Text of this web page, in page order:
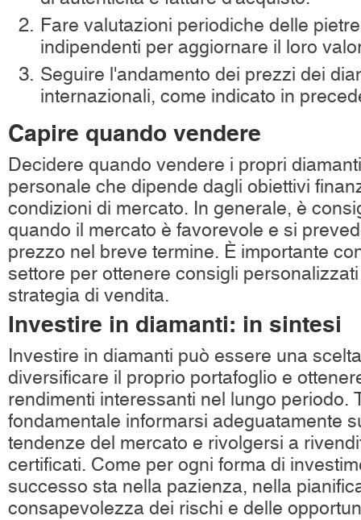
Fare valutazioni periodiche delle
indipendenti per aggiornare il loro
Seguire l'andamento dei prezzi dei
internazionali, come indicato in
Capire quando vendere
Decidere quando vendere i propri
personale che dipende dagli obiettivi
condizioni di mercato. In generale, è
quando il mercato è favorevole e si
prezzo nel breve termine. È importante
settore per ottenere consigli
strategia di vendita.
Investire in diamanti: in sintesi
Investire in diamanti può essere una
diversificare il proprio portafoglio e
rendimenti interessanti nel lungo periodo.
fondamentale informarsi adeguatamente
tendenze del mercato e rivolgersi a
certificati. Come per ogni forma di
successo sta nella pazienza, nella
consapevolezza dei rischi e delle